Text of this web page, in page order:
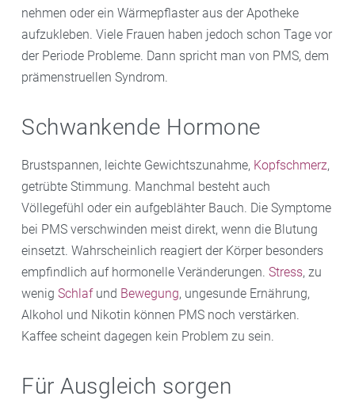
nehmen oder ein Wärmepflaster aus der Apotheke
aufzukleben. Viele Frauen haben jedoch schon Tage vor
der Periode Probleme. Dann spricht man von PMS, dem
prämenstruellen Syndrom.
Schwankende Hormone
Brustspannen, leichte Gewichtszunahme, Kopfschmerz,
getrübte Stimmung. Manchmal besteht auch
Völlegefühl oder ein aufgeblähter Bauch. Die Symptome
bei PMS verschwinden meist direkt, wenn die Blutung
einsetzt. Wahrscheinlich reagiert der Körper besonders
empfindlich auf hormonelle Veränderungen. Stress, zu
wenig Schlafund Bewegung, ungesunde Ernährung,
Alkohol und Nikotin können PMS noch verstärken.
Kaffee scheint dagegen kein Problem zu sein.
Für Ausgleich sorgen